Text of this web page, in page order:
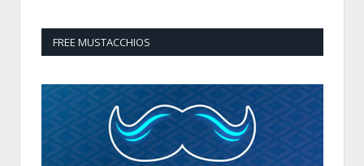
FREE MUSTACCHIOS